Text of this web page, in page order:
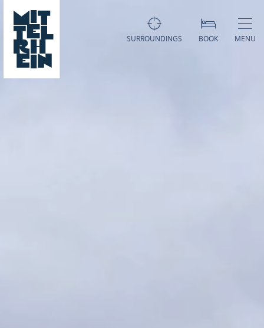
SURROUNDINGS BOOK MENU